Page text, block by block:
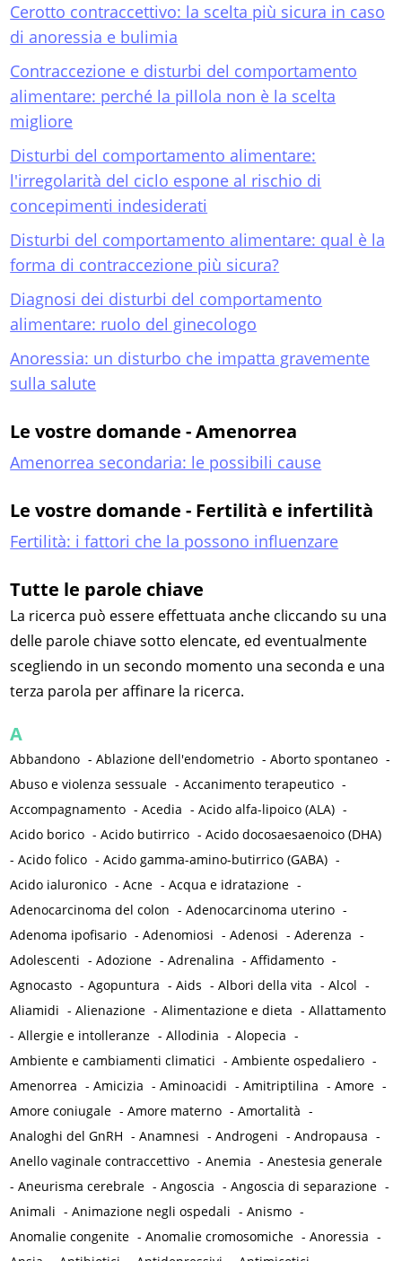
Cerotto contraccettivo: la scelta più sicura in caso
di anoressia e bulimia
Contraccezione e disturbi del comportamento
alimentare: perché la pillola non è la scelta
migliore
Disturbi del comportamento alimentare:
l'irregolarità del ciclo espone al rischio di
concepimenti indesiderati
Disturbi del comportamento alimentare: qual è la
forma di contraccezione più sicura?
Diagnosi dei disturbi del comportamento
alimentare: ruolo del ginecologo
Anoressia: un disturbo che impatta gravemente
sulla salute
Le vostre domande - Amenorrea
Amenorrea secondaria: le possibili cause
Le vostre domande - Fertilità e infertilità
Fertilità: i fattori che la possono influenzare
Tutte le parole chiave
La ricerca può essere effettuata anche cliccando su una
delle parole chiave sotto elencate, ed eventualmente
scegliendo in un secondo momento una seconda e una
terza parola per affinare la ricerca.
A
Abbandono -Ablazione dell'endometrio -Aborto spontaneo -
Abuso e violenza sessuale -Accanimento terapeutico -
Accompagnamento -Acedia -Acido alfa-lipoico (ALA) -
Acido borico -Acido butirrico -Acido docosaesaenoico (DHA)
-Acido folico -Acido gamma-amino-butirrico (GABA) -
Acido ialuronico -Acne -Acqua e idratazione -
Adenocarcinoma del colon -Adenocarcinoma uterino -
Adenoma ipofisario -Adenomiosi -Adenosi -Aderenza -
Adolescenti -Adozione -Adrenalina -Affidamento -
Agnocasto -Agopuntura -Aids -Albori della vita -Alcol -
Aliamidi -Alienazione -Alimentazione e dieta -Allattamento
-Allergie e intolleranze -Allodinia -Alopecia -
Ambiente e cambiamenti climatici -Ambiente ospedaliero -
Amenorrea -Amicizia -Aminoacidi -Amitriptilina -Amore -
Amore coniugale -Amore materno -Amortalità -
Analoghi del GnRH -Anamnesi -Androgeni -Andropausa -
Anello vaginale contraccettivo -Anemia -Anestesia generale
-Aneurisma cerebrale -Angoscia -Angoscia di separazione -
Animali -Animazione negli ospedali -Anismo -
Anomalie congenite -Anomalie cromosomiche -Anoressia -